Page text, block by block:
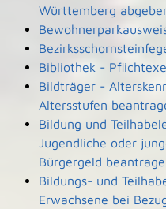
Württemberg
Bibliothek -
Bildträger -
Altersstufen
Bildung und
Jugendliche oder
Bürgergeld
Bildungs- und
Erwachsene bei